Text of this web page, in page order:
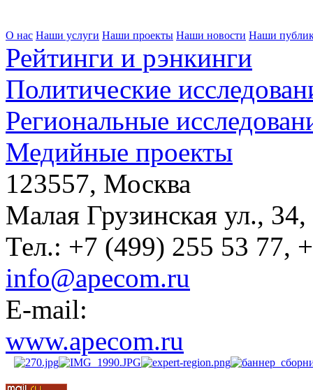
О нас Наши услуги Наши проекты Наши новости Наши
Рейтинги и рэнкинги
Политические
Региональные
Медийные проекты
123557, Москва
Малая Грузинская ул.,
Тел.: +7 (499) 255 53 77,
info@apecom.ru
E-mail:
www.apecom.ru